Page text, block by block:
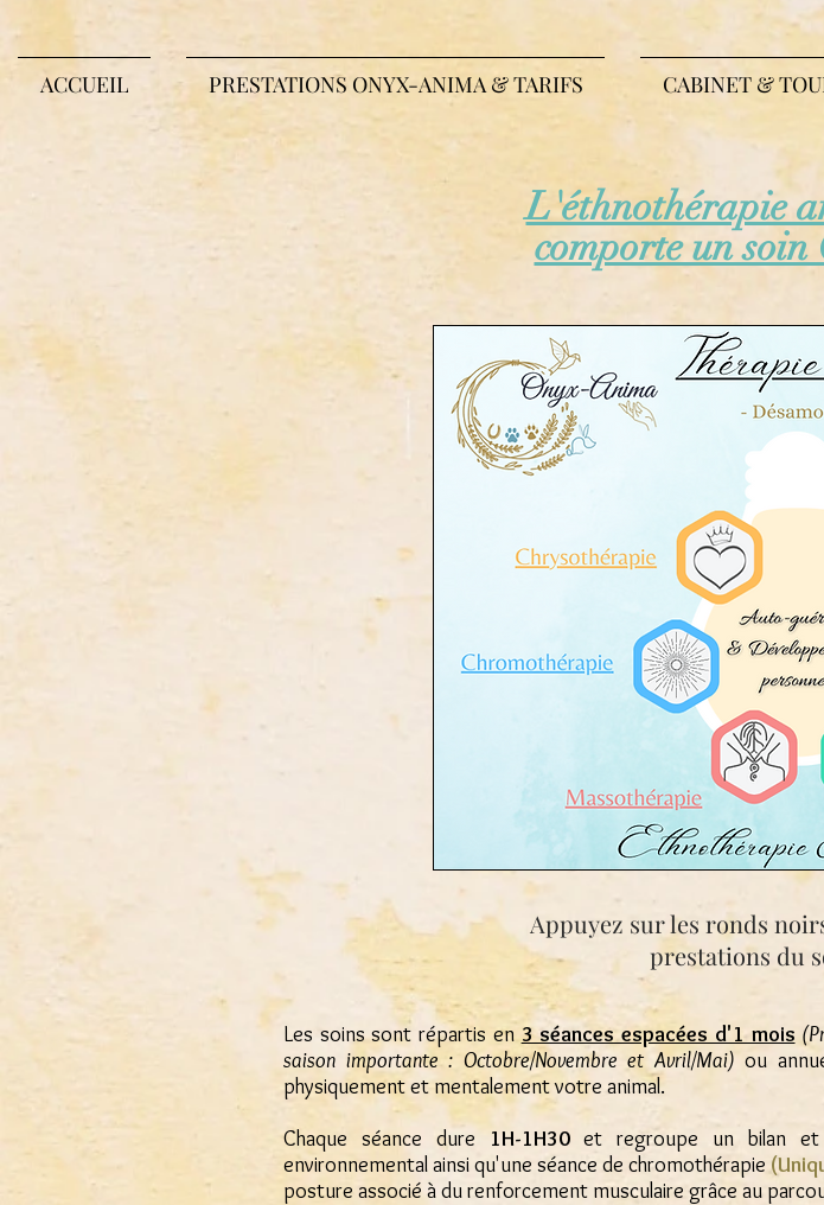
ACCUEIL PRESTATIONS ONYX-ANIMA & TARIFS CABINET &
L'éthnothérapie
comporte un
Appuyez sur les ronds
prestations du
Les soins sont répartis en3 séances espacées d'1 mois
saison importante : Octobre/Novembre et Avril/Mai) ou
physiquement et mentalement votre animal.
Chaque séance dure
1H-1H30et regroupe un bilan et
environnemental ainsi qu'une séance de chromothérapie
posture associé à du renforcement musculaire grâce au